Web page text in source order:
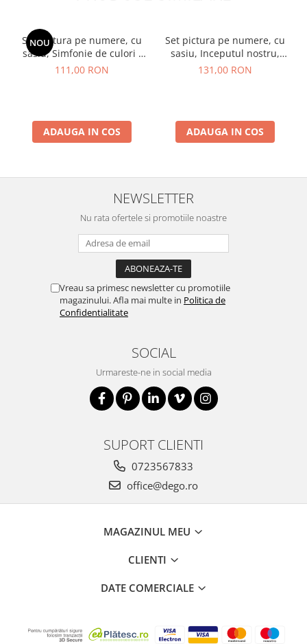
NOU
Set pictura pe numere, cu
sasiu, Simfonie de culori -
vopsele metalizate, 40x50
111,00 RON
ADAUGA IN COS
Set pictura pe numere, cu
sasiu, Inceputul nostru,
40x50 cm
131,00 RON
ADAUGA IN COS
NEWSLETTER
Nu rata ofertele si promotiile noastre
Vreau sa primesc newsletter cu promotiile
magazinului. Afla mai multe in Politica de
Confidentialitate
SOCIAL
Urmareste-ne in social media
SUPORT CLIENTI
0723567833
office@dego.ro
MAGAZINUL MEU
CLIENTI
DATE COMERCIALE